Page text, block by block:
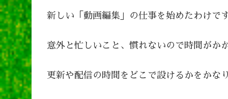
新しい「動画編集」の仕事を始めたわけで
意外と忙しいこと、慣れないので時間がか
更新や配信の時間をどこで設けるかをかな